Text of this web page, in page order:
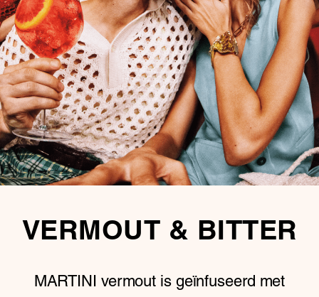
VERMOUT & BITTER
MARTINI vermout is geïnfuseerd met